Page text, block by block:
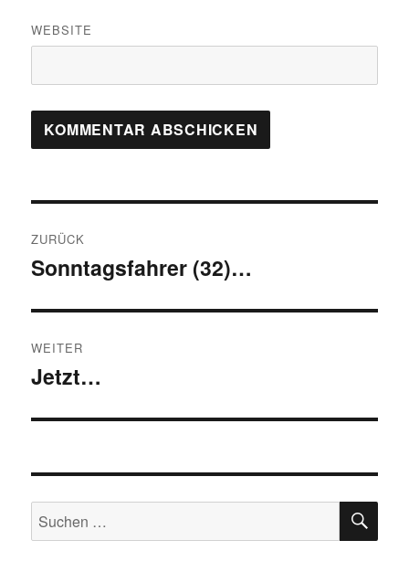
WEBSITE
ZURÜCK
Vorheriger
Sonntagsfahrer (32)…
WEITER
Nächster
Jetzt…
Suchen
nach: